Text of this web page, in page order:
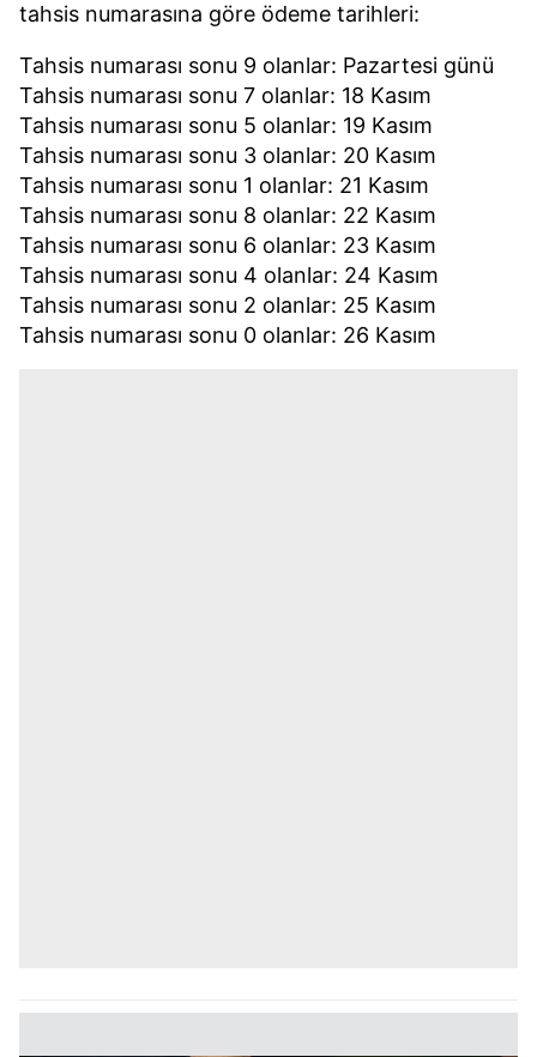
tahsis numarasına göre ödeme tarihleri:
Tahsis numarası sonu 9 olanlar: Pazartesi günü
Tahsis numarası sonu 7 olanlar: 18 Kasım
Tahsis numarası sonu 5 olanlar: 19 Kasım
Tahsis numarası sonu 3 olanlar: 20 Kasım
Tahsis numarası sonu 1 olanlar: 21 Kasım
Tahsis numarası sonu 8 olanlar: 22 Kasım
Tahsis numarası sonu 6 olanlar: 23 Kasım
Tahsis numarası sonu 4 olanlar: 24 Kasım
Tahsis numarası sonu 2 olanlar: 25 Kasım
Tahsis numarası sonu 0 olanlar: 26 Kasım